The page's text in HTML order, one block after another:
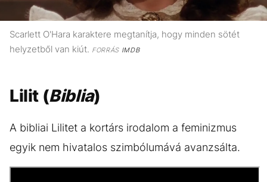
Scarlett O'Hara karaktere megtanítja, hogy minden sötét
helyzetből van kiút. FORRÁSIMDB
Lilit (Biblia)
A bibliai Lilitet a kortárs irodalom a feminizmus
egyik nem hivatalos szimbólumává avanzsálta.